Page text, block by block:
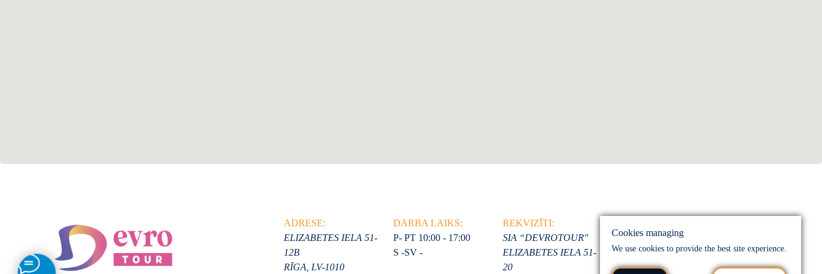
ADRESE:
ELIZABETES IELA 51-
12B
RĪGA, LV-1010
DARBA LAIKS:
P- PT 10:00 - 17:00
S -SV -
REKVIZĪTI:
SIA “DEVROTOUR"
ELIZABETES IELA 51-
20
A/S LUMINOR BANK
LV41 RIKO 0002 0132
4426 1
Cookies managing
We use cookies to provide the best site experience.